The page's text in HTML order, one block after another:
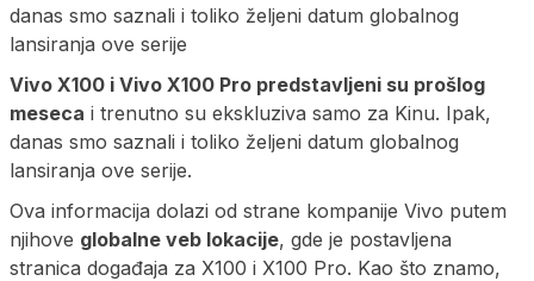
danas smo saznali i toliko željeni datum globalnog
lansiranja ove serije
Vivo X100 i Vivo X100 Pro predstavljeni su prošlog
meseca i trenutno su ekskluziva samo za Kinu. Ipak,
danas smo saznali i toliko željeni datum globalnog
lansiranja ove serije.
Ova informacija dolazi od strane kompanije Vivo putem
njihove globalne veb lokacije, gde je postavljena
stranica događaja za X100 i X100 Pro. Kao što znamo,